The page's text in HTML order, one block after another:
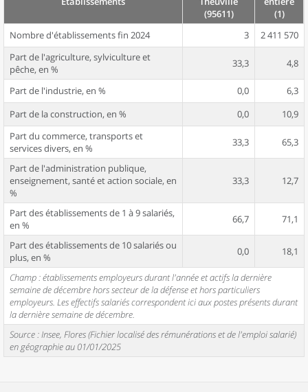
(95611)
(1)
Nombre d'établissements fin 2024
3
2 411 570
Part de l'agriculture, sylviculture et
pêche, en %
33,3 4,8
Part de l'industrie, en % 0,0
6,3
Part de la construction, en %
0,0
10,9
Part du commerce, transports et
services divers, en %
33,3 65,3
Part de l'administration publique,
enseignement, santé et action sociale, en
%
33,3 12,7
Part des établissements de 1 à 9 salariés,
en %
66,7 71,1
Part des établissements de 10 salariés ou
plus, en %
0,0 18,1
Champ : établissements employeurs durant l'année et actifs la dernière
semaine de décembre hors secteur de la défense et hors particuliers
employeurs. Les effectifs salariés correspondent ici aux postes présents durant
la dernière semaine de décembre.
Source : Insee, Flores (Fichier localisé des rémunérations et de l'emploi salarié)
en géographie au 01/01/2025